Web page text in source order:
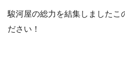
駿河屋の総力を結集しましたこ
ださい！